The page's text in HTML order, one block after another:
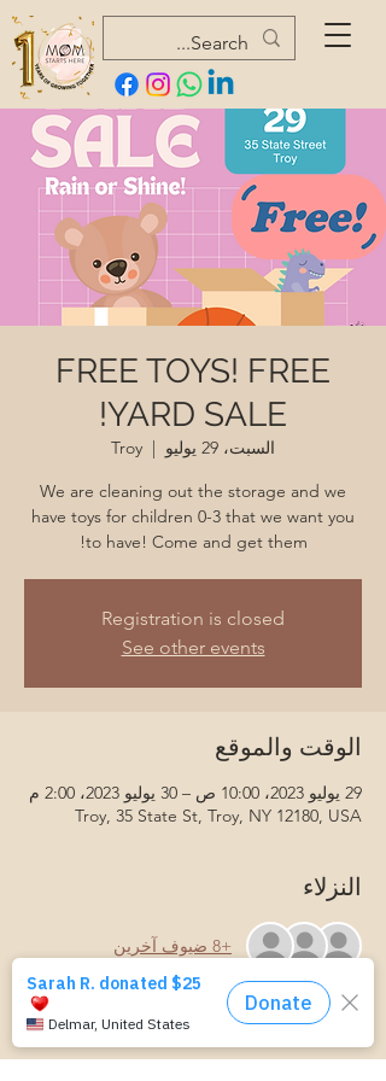
FREE TOYS! FREE
YARD SALE!
السبت، 29 يوليو
  |
Troy
We are cleaning out the storage and we
have toys for children 0-3 that we want you
to have! Come and get them!
Registration is closed
See other events
الوقت والموقع
29 يوليو 2023، 10:00 ص – 30 يوليو 2023، 2:00 م
Troy, 35 State St, Troy, NY 12180, USA
النزلاء
+8 ضيوف آخرين
نبذة عن الحدث